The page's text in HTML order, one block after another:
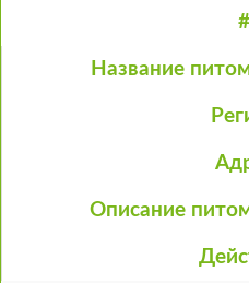
#
Название
Описание